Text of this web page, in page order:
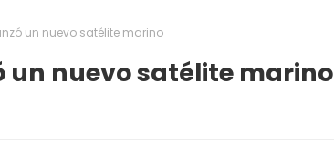
un nuevo satélite marino
un nuevo satélite marino